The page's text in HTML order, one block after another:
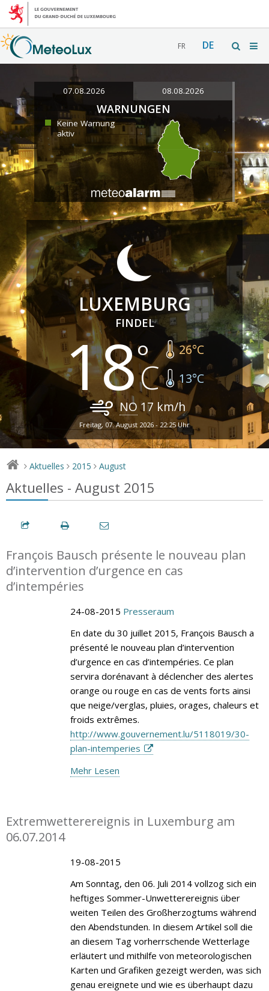
FR DE
07.08.2026 08.08.2026
WARNUNGEN
Keine Warnung
aktiv
LUXEMBURG
FINDEL
18 26°C
13°C
NO 17 km/h
Freitag, 07. August 2026 - 22:25 Uhr
> Aktuelles > 2015 > August
Aktuelles - August 2015
François Bausch présente le nouveau plan
d’intervention d’urgence en cas
d’intempéries
24-08-2015 Presseraum
En date du 30 juillet 2015, François Bausch a
présenté le nouveau plan d’intervention
d’urgence en cas d’intempéries. Ce plan
servira dorénavant à déclencher des alertes
orange ou rouge en cas de vents forts ainsi
que neige/verglas, pluies, orages, chaleurs et
froids extrêmes.
http://www.gouvernement.lu/5118019/30-
plan-intemperies
Mehr Lesen
Extremwetterereignis in Luxemburg am
06.07.2014
19-08-2015
Am Sonntag, den 06. Juli 2014 vollzog sich ein
heftiges Sommer-Unwetterereignis über
weiten Teilen des Großherzogtums während
den Abendstunden. In diesem Artikel soll die
an diesem Tag vorherrschende Wetterlage
erläutert und mithilfe von meteorologischen
Karten und Grafiken gezeigt werden, was sich
genau ereignete und wie es überhaupt dazu